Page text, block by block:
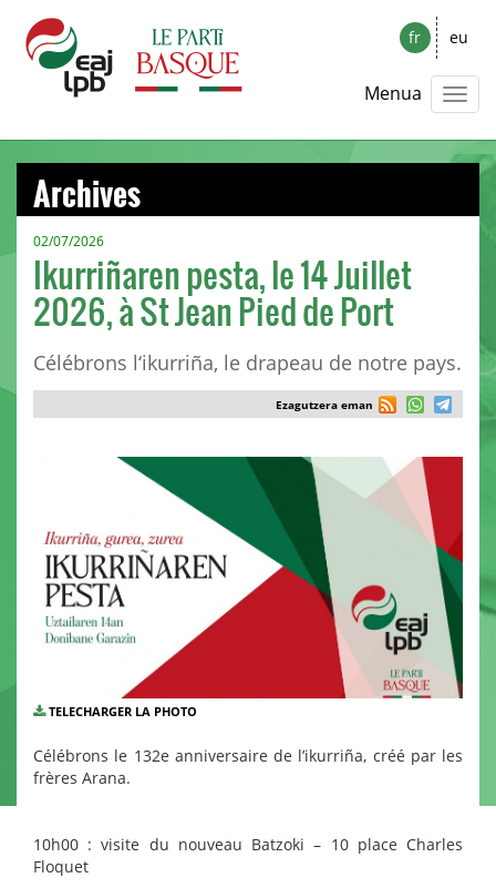
fr eu
Menua
Archives
02/07/2026
Ikurriñaren pesta, le 14 Juillet
2026, à St Jean Pied de Port
Célébrons l‘ikurriña, le drapeau de notre pays.
Ezagutzera eman
TELECHARGER LA PHOTO
Célébrons le 132e anniversaire de l’ikurriña, créé par les
frères Arana.
10h00 : visite du nouveau Batzoki – 10 place Charles
Floquet